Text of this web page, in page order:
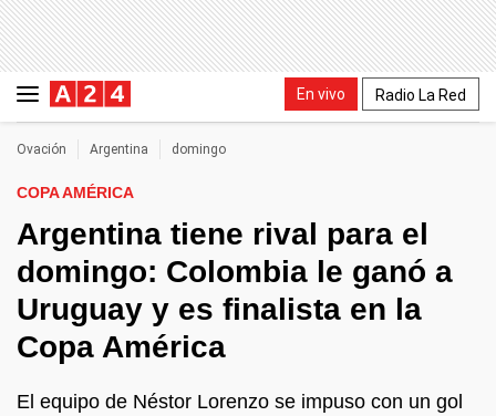
En vivo Radio La Red
Ovación Argentina domingo
COPA AMÉRICA
Argentina tiene rival para el
domingo: Colombia le ganó a
Uruguay y es finalista en la
Copa América
El equipo de Néstor Lorenzo se impuso con un gol